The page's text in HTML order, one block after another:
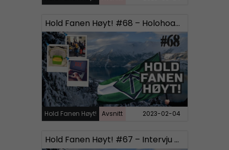
Hold Fanen Høyt! #68 – Holohoaxdagen, Based ukrainere og Pornografi
Hold Fanen Høyt! Avsnitt 2023-02-04
Hold Fanen Høyt! #67 – Intervju med tidligere SD-politikere